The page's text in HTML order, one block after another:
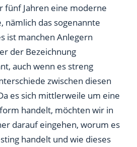
Crowdinvesting-Plattform?
Plattformen
auch für Sparer?
sind Investments über
geeignet?
Jahren eine moderne
nämlich das sogenannte
ist manchen Anlegern
der Bezeichnung
auch wenn es streng
zwischen diesen
es sich mittlerweile um eine
handelt, möchten wir in
darauf eingehen, worum es
handelt und wie dieses